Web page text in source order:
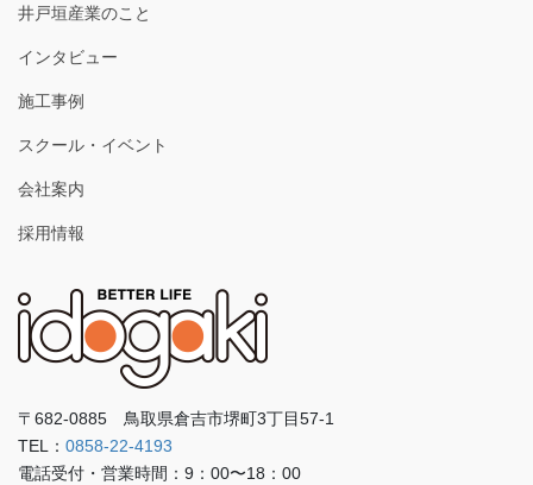
ブ
井戸垣産業のこと
インタビュー
施工事例
スクール・イベント
会社案内
採用情報
〒682-0885 鳥取県倉吉市堺町3丁目57-1
TEL： 0858-22-4193
電話受付・営業時間：9：00〜18：00